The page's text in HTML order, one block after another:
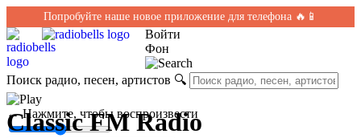
Попробуйте наше новое приложение для телефона 🔥📱
Войти
Фон
Поиск радио, песен, артистов 🔍
← Нажмите, чтобы воспроизвести
Classic FM Radio